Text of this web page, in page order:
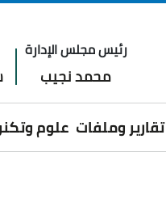
رئيس مجلس الإدارة
محمد نجيب
تقارير وملفات علوم